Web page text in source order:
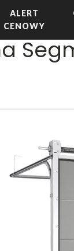
ALERT
CENOWY